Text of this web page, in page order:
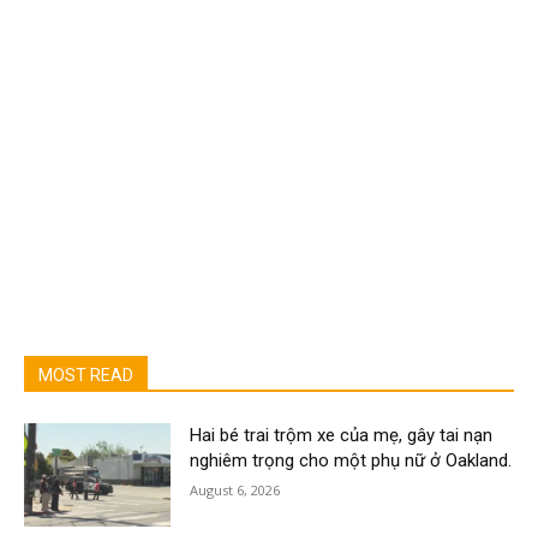
MOST READ
Hai bé trai trộm xe của mẹ, gây tai nạn
nghiêm trọng cho một phụ nữ ở Oakland.
August 6, 2026